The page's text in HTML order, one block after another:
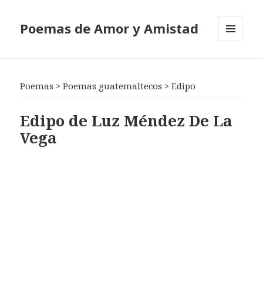
Poemas de Amor y Amistad
Poemas >Poemas guatemaltecos >Edipo
Edipo de Luz Méndez De La
Vega